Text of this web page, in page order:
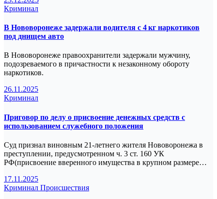
Криминал
В Нововоронеже задержали водителя с 4 кг наркотиков
под днищем авто
В Нововоронеже правоохранители задержали мужчину,
подозреваемого в причастности к незаконному обороту
наркотиков.
26.11.2025
Криминал
Приговор по делу о присвоение денежных средств с
использованием служебного положения
Суд признал виновным 21‑летнего жителя Нововоронежа в
преступлении, предусмотренном ч. 3 ст. 160 УК
РФ(присвоение вверенного имущества в крупном размере…
17.11.2025
Криминал Происшествия